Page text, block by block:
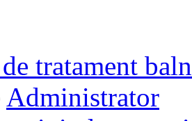
tratament
Administrator